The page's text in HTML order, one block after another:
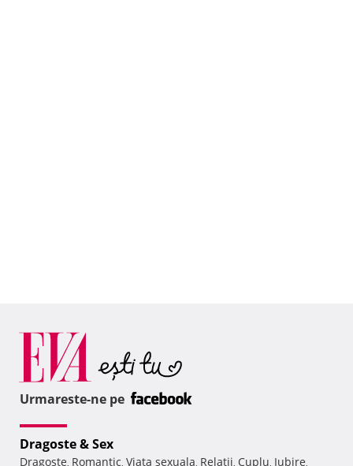
Urmareste-ne pe
Dragoste & Sex
Dragoste, Romantic, Viata sexuala, Relatii, Cuplu, Iubire,